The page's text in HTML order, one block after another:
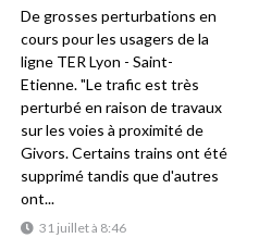
31 juillet à 8:46
De grosses perturbations en
cours pour les usagers de la
ligne TER Lyon - Saint-
Etienne. "Le trafic est très
perturbé en raison de travaux
sur les voies à proximité de
Givors. Certains trains ont été
supprimé tandis que d'autres
ont...